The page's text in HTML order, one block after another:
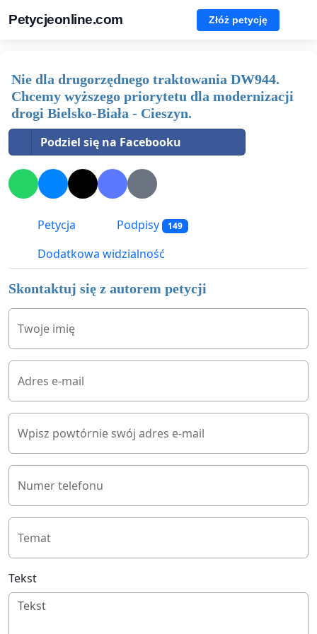
Petycjeonline.com Złóż petycję
Nie dla drugorzędnego traktowania DW944.
Chcemy wyższego priorytetu dla modernizacji
drogi Bielsko-Biała - Cieszyn.
Podziel się na Facebooku
Petycja Podpisy 149
Dodatkowa widzialność
Skontaktuj się z autorem petycji
Twoje imię
Adres e-mail
Wpisz powtórnie swój adres e-mail
Numer telefonu
Temat
Tekst